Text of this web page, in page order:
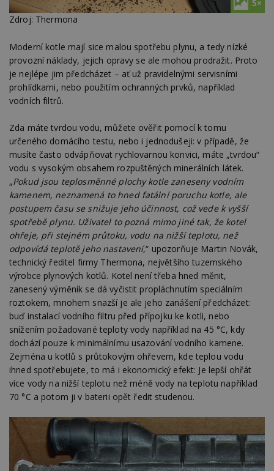
5×
Zdroj: Thermona
Moderní kotle mají sice malou spotřebu plynu, a tedy nízké
provozní náklady, jejich opravy se ale mohou prodražit. Proto
je nejlépe jim předcházet – ať už pravidelnými servisními
prohlídkami, nebo použitím ochranných prvků, například
vodních filtrů.
Zda máte tvrdou vodu, můžete ověřit pomocí k tomu
určeného domácího testu, nebo i jednodušeji: v případě, že
musíte často odvápňovat rychlovarnou konvici, máte „tvrdou“
vodu s vysokým obsahem rozpuštěných minerálních látek.
„Pokud jsou teplosměnné plochy kotle zaneseny vodním
kamenem, neznamená to hned fatální poruchu kotle, ale
postupem času se snižuje jeho účinnost, což vede k vyšší
spotřebě plynu. Uživatel to pozná mimo jiné tak, že kotel
ohřeje, při stejném průtoku, vodu na nižší teplotu, než
odpovídá teplotě jeho nastavení,“ upozorňuje Martin Novák,
technický ředitel firmy Thermona, největšího tuzemského
výrobce plynových kotlů. Kotel není třeba hned měnit,
zanesený výměník se dá vyčistit propláchnutím speciálním
roztokem, mnohem snazší je ale jeho zanášení předcházet:
buď instalací vodního filtru před přípojku ke kotli, nebo
snížením požadované teploty vody například na 45 °C, kdy
dochází pouze k minimálnímu usazování vodního kamene.
Zejména u kotlů s průtokovým ohřevem, kde teplou vodu
ihned spotřebujete, to má i ekonomický efekt: Je lepší ohřát
více vody na nižší teplotu než méně vody na teplotu například
70 °C a potom ji v baterii opět ředit studenou.